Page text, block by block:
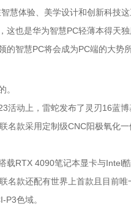
慧体验、美学设计和创新科技
这也是华为智慧PC轻薄本得天独
的智慧PC将会成为PC端的大势
。
活动上，雷蛇发布了灵刃16蓝博
名款采用定制级CNC阳极氧化
载RTX 4090笔记本显卡与Intel
名款还配有世界上首款且目前
P3色域。